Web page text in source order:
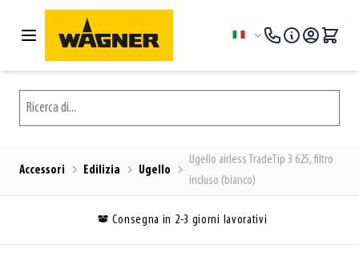
Salta al contenuto
Lingua
Ricerca di...
Accessori Edilizia Ugello
Ugello airless TradeTip 3 625, filtro
incluso (bianco)
Consegna in 2-3 giorni lavorativi